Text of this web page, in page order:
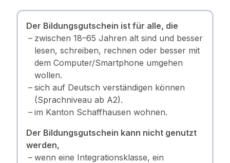
Der Bildungsgutschein ist für alle, die
zwischen 18–65 Jahren alt sind und besser
lesen, schreiben, rechnen oder besser mit
dem Computer/Smartphone umgehen
wollen.
sich auf Deutsch verständigen können
(Sprachniveau ab A2).
im Kanton Schaffhausen wohnen.
Der Bildungsgutschein kann nicht genutzt
werden,
wenn eine Integrationsklasse, ein